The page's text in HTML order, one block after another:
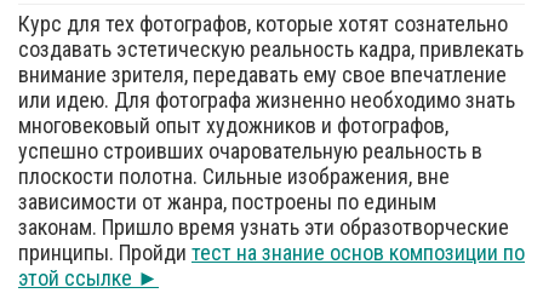
Курс для тех фотографов, которые хотят сознательно
создавать эстетическую реальность кадра, привлекать
внимание зрителя, передавать ему свое впечатление
или идею. Для фотографа жизненно необходимо знать
многовековый опыт художников и фотографов,
успешно строивших очаровательную реальность в
плоскости полотна. Сильные изображения, вне
зависимости от жанра, построены по единым
законам. Пришло время узнать эти образотворческие
принципы. Пройди тест на знание основ композиции по
этой ссылке ►